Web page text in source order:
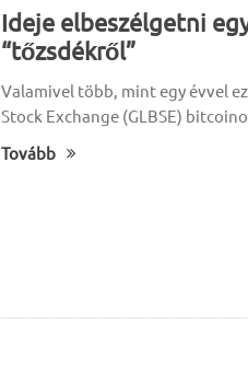
Ideje elbeszélgetni
“tőzsdékről”
Valamivel több, mint egy évvel
Stock Exchange (GLBSE)
Tovább